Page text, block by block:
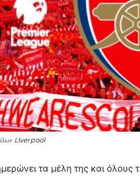
Liverpool
τα μέλη της και όλους